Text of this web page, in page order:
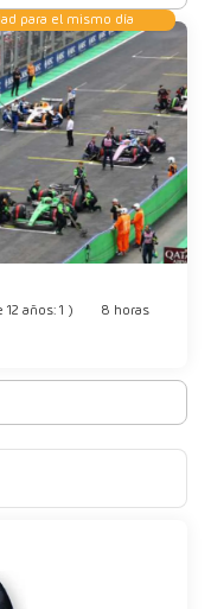
para el mismo día
años: 1 )
8 horas